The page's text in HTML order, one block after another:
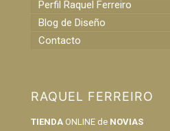
Perfil Raquel Ferreiro
Blog de Diseño
Contacto
RAQUEL FERREIRO
TIENDA ONLINE de NOVIAS